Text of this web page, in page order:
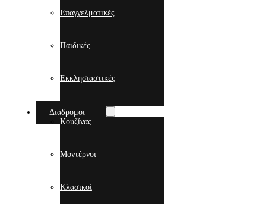
Επαγγελματικές
Παιδικές
Εκκλησιαστικές
Διάδρομοι
Κουζίνας
Μοντέρνοι
Κλασικοί